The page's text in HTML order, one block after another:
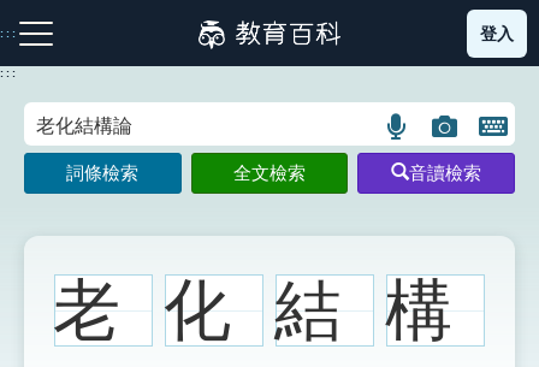
到
主
:::
注音索引圖示 筆畫索引圖示 部首索引表圖示
登入
:::
語
言
搜
示
圖
片
搜
示
開
鍵
圖
詞條檢索 全文檢索 音讀檢索
老 化 結 構